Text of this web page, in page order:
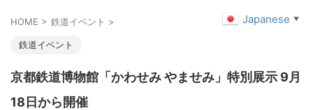
HOME > 鉄道イベント >
鉄道イベント
京都鉄道博物館「かわせみ やませみ」特別展示 9月
18日から開催
Japanese ▼